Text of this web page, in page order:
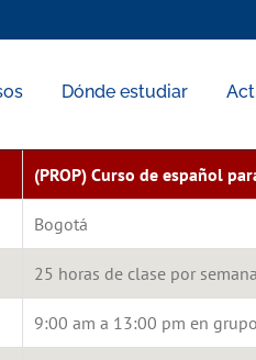
Dónde estudiar
(PROP) Curso de español
Bogotá
25 horas de clase por semana
9:00 am a 13:00 pm en